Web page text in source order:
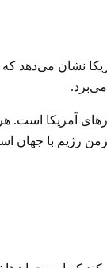
نشان می‌دهد که
می‌برد.
آمریکا است.
رژیم با جهان